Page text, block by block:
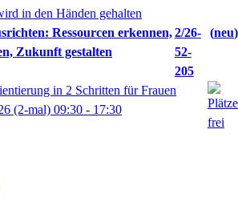
Ressourcen erkennen,
Zukunft gestalten
2/26-
52-
205
neu
in 2 Schritten für Frauen
(2-mal) 09:30 - 17:30